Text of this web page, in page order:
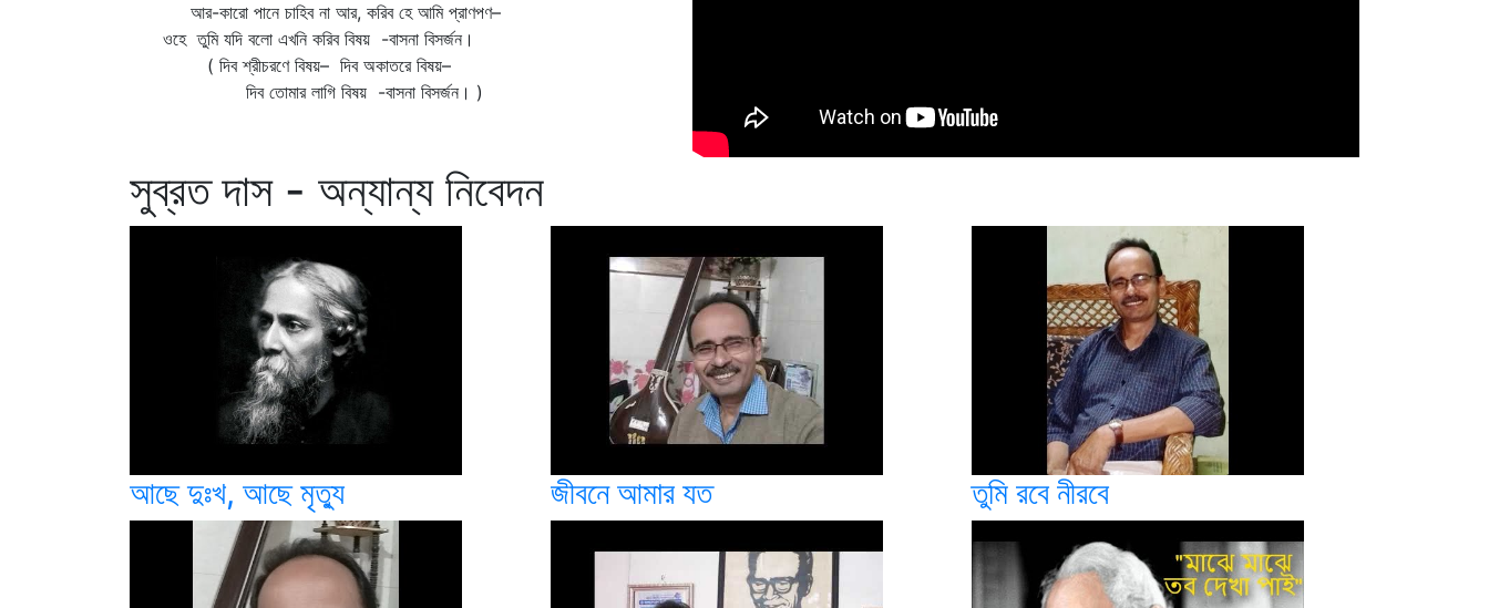
আর-কারো পানে চাহিব না আর, করিব হে আমি প্রাণপণ–
ওহে তুমি যদি বলো এখনি করিব বিষয় -বাসনা বিসর্জন।
( দিব শ্রীচরণে বিষয়– দিব অকাতরে বিষয়–
দিব তোমার লাগি বিষয় -বাসনা বিসর্জন। )
সুব্রত দাস - অন্যান্য নিবেদন
আছে দুঃখ, আছে মৃত্যু জীবনে আমার যত তুমি রবে নীরবে